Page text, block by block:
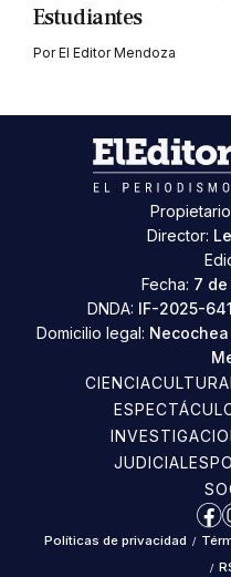
Estudiantes
PorEl Editor Mendoza
Director:
Fecha: 7
DNDA: IF-2025-
Domicilio legal:
CIENCIACULTURA
JUDICIALES
Políticas de privacidad /
/